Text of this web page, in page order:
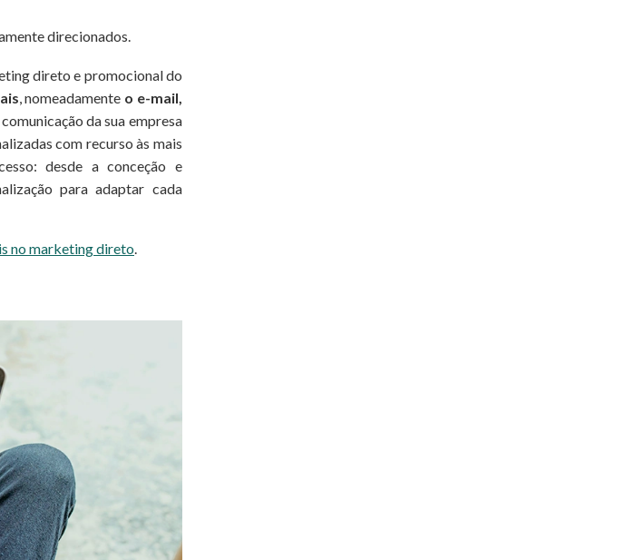
direcionados.
direto e promocional do
, nomeadamente o e-mail,
da sua empresa
com recurso às mais
desde a conceção e
para adaptar cada
no marketing direto